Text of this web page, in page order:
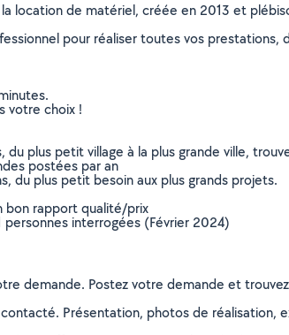
location de matériel, créée en 2013 et
pour réaliser toutes vos
votre choix !
plus petit village à la plus grande ville,
postées par an
du plus petit besoin aux plus grands projets.
bon rapport qualité/prix
personnes interrogées (Février 2024)
demande. Postez votre demande et
Présentation, photos de réalisation,